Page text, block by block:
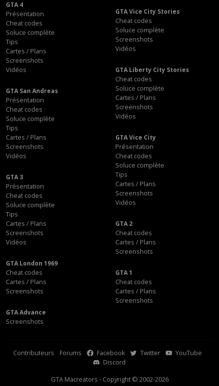
GTA 4
Présentation
Cheat codes
Soluce complète
Tips
Cartes / Plans
Screenshots
Vidéos
GTA Vice City Stories
Cheat codes
Soluce complète
Screenshots
Vidéos
GTA Liberty City Stories
Cheat codes
Soluce complète
Cartes / Plans
Screenshots
Vidéos
GTA San Andreas
Présentation
Cheat codes
Soluce complète
Tips
Cartes / Plans
Screenshots
Vidéos
GTA Vice City
Présentation
Cheat codes
Soluce complète
Tips
Cartes / Plans
Screenshots
Vidéos
GTA 3
Présentation
Cheat codes
Soluce complète
Tips
Cartes / Plans
Screenshots
Vidéos
GTA 2
Cheat codes
Cartes / Plans
Screenshots
GTA London 1969
Cheat codes
Cartes / Plans
Screenshots
GTA 1
Cheat codes
Cartes / Plans
Screenshots
GTA Advance
Screenshots
Contributeurs Forums Facebook Twitter
YouTube
Discord
GTA Macreators - Copyright © 2002-2026